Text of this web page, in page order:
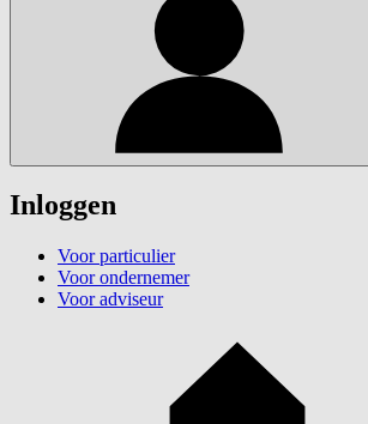
Inloggen
Voor particulier
Voor ondernemer
Voor adviseur